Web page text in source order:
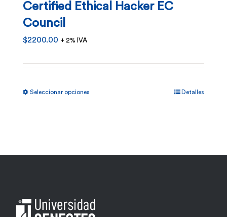
Certified Ethical Hacker EC
Council
$2200.00 + 2% IVA
Seleccionar opciones
pueden
Detalles